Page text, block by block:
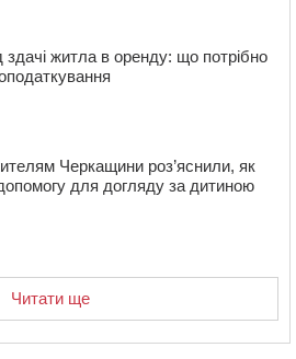
здачі житла в оренду: що потрібно
Черкащини роз’яснили, як
для догляду за дитиною
Читати ще